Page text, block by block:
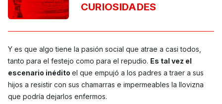
CURIOSIDADES
Y es que algo tiene la pasión social que atrae a casi todos,
tanto para el festejo como para el repudio. Es tal vez el
escenario inédito el que empujó a los padres a traer a sus
hijos a resistir con sus chamarras e impermeables la llovizna
que podría dejarlos enfermos.